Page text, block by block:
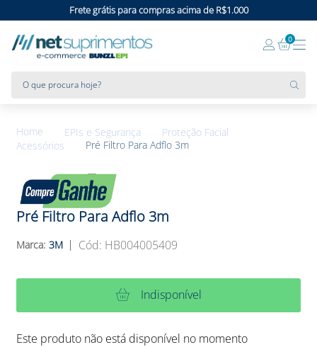
Frete grátis para compras acima de R$1.000
0
EPIs e Segurança
Proteção Facial
Acessórios
Pré Filtro Para Adflo 3m
Pré Filtro Para Adflo 3m
3M : HB004005409
Indisponível
Este produto não está disponível no momento